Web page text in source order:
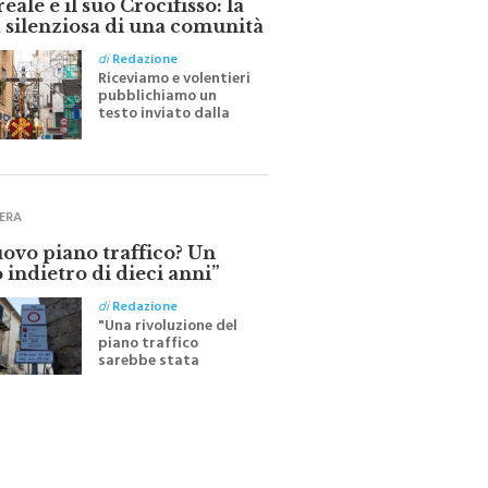
di una comunità
diRedazione
Riceviamo e volentieri
pubblichiamo un
testo inviato dalla
scrittrice monrealese
Festa del Santissimo
piano traffico? Un
indietro di dieci anni”
diRedazione
"Una rivoluzione del
piano traffico
sarebbe stata
efficace se preceduta